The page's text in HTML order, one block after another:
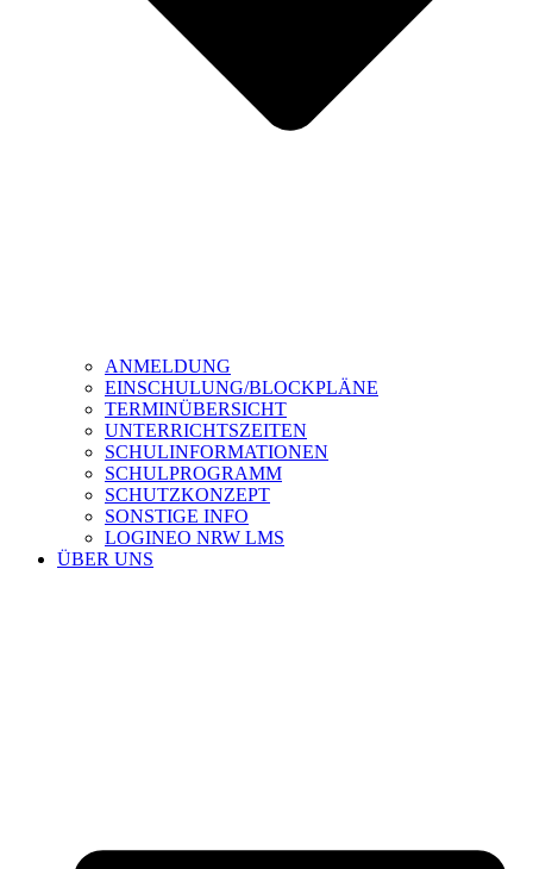
ANMELDUNG
EINSCHULUNG/BLOCKPLÄNE
TERMINÜBERSICHT
UNTERRICHTSZEITEN
SCHULINFORMATIONEN
SCHULPROGRAMM
SCHUTZKONZEPT
SONSTIGE INFO
LOGINEO NRW LMS
ÜBER UNS